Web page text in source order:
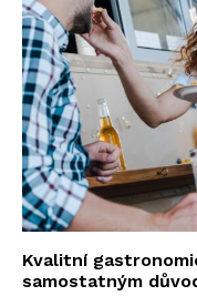
Kvalitní
samostatným